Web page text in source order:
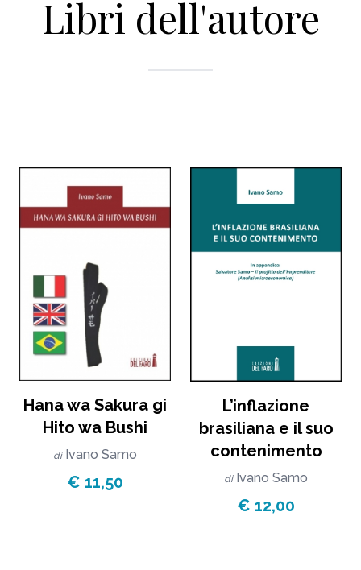
Libri dell'autore
Hana wa Sakura gi
Hito wa Bushi
di Ivano Samo
€ 11,50
L’inflazione
brasiliana e il suo
contenimento
di Ivano Samo
€ 12,00